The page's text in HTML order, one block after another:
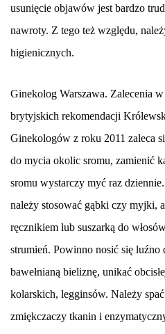
usunięcie objawów jest bardzo
nawroty. Z tego też względu,
higienicznych.
Ginekolog Warszawa. Zalecenia
brytyjskich rekomendacji
Ginekologów z roku 2011 zaleca
do mycia okolic sromu, zamienić
sromu wystarczy myć raz
należy stosować gąbki czy myjki,
ręcznikiem lub suszarką do
strumień. Powinno nosić się luźno
bawełnianą bieliznę, unikać
kolarskich, legginsów. Należy
zmiękczaczy tkanin i